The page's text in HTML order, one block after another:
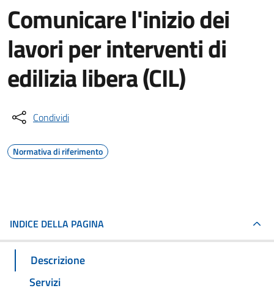
Comunicare l'inizio dei
lavori per interventi di
edilizia libera (CIL)
Condividi
Normativa di riferimento
INDICE DELLA PAGINA
Descrizione
Servizi